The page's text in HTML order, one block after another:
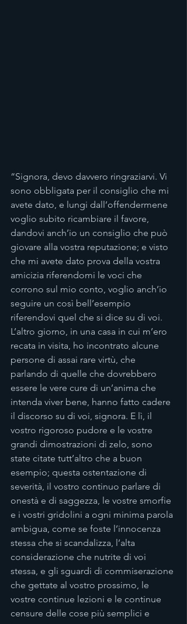
“Signora, devo davvero ringraziarvi. Vi
sono obbligata per il consiglio che mi
avete dato, e lungi dall’offendermene
voglio subito ricambiare il favore,
dandovi anch’io un consiglio che può
giovare alla vostra reputazione; e visto
che mi avete dato prova della vostra
amicizia riferendomi le voci che
corrono sul mio conto, voglio anch’io
seguire un così bell’esempio
riferendovi quel che si dice su di voi.
L’altro giorno, in una casa in cui m’ero
recata in visita, ho incontrato alcune
persone di assai rare virtù, che
parlando di quelle che dovrebbero
essere le vere cure di un’anima che
intenda viver bene, hanno fatto cadere
il discorso su di voi, signora. E lì, il
vostro rigoroso pudore e le vostre
grandi dimostrazioni di zelo, sono
state citate tutt’altro che a buon
esempio; questa ostentazione di
severità, il vostro continuo parlare di
onestà e di saggezza, le vostre smorfie
e i vostri gridolini a ogni minima parola
ambigua, come se foste l’innocenza
stessa che si scandalizza, l’alta
considerazione che nutrite di voi
stessa, e gli sguardi di commiserazione
che gettate al vostro prossimo, le
vostre continue lezioni e le continue
censure delle cose più semplici e